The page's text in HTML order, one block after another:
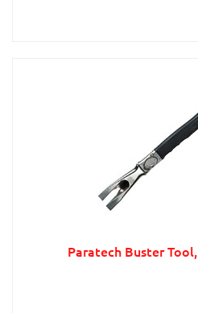
Paratech Buster